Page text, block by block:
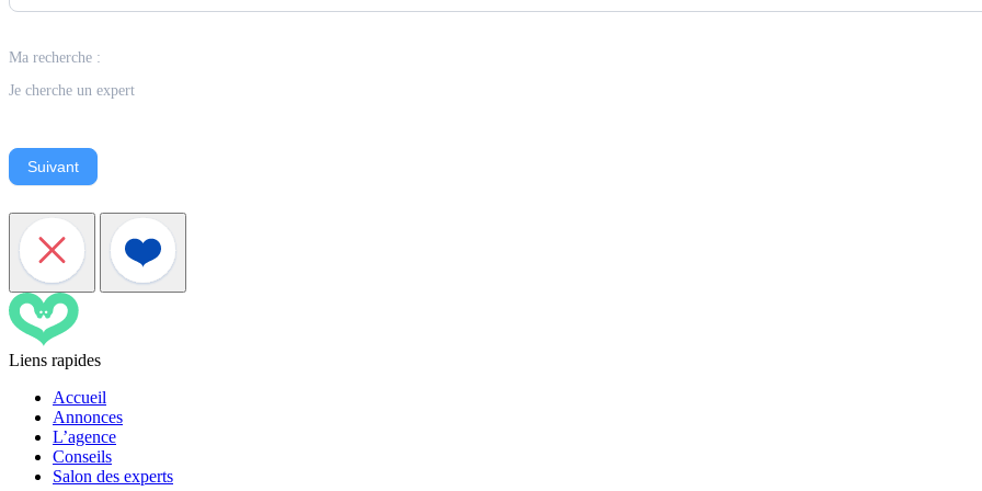
Ma recherche :
Je cherche un expert
Suivant
Liens rapides
Accueil
Annonces
L’agence
Conseils
Salon des experts